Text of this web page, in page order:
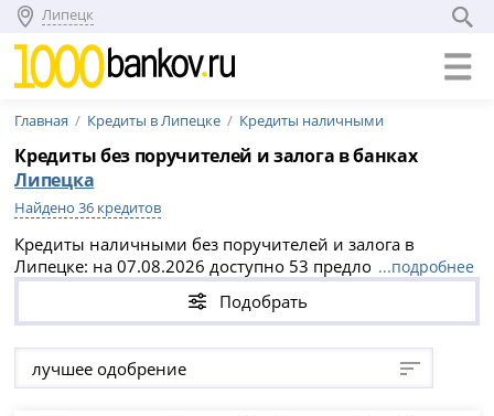
Липецк
Главная Кредиты в Липецке Кредиты наличными
Кредиты без поручителей и залога в банках
Липецка
Найдено 36 кредитов
Кредиты наличными без поручителей и залога в
Липецке: на 07.08.2026 доступно 53 предложения с
мгновенным решением, суммами до 1 500 000 000
рублей, сроками от 1 дней до 30 лет и ПСК от 13.84% до
69.337% годовых. Безопасное оформление через
официальные сайты банков Липецка — выберите
подходящий вариант без справок и подайте заявку
...подробнее
Подобрать
лучшее одобрение